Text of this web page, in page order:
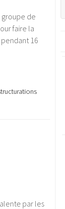
groupe de
faire la
16
par les